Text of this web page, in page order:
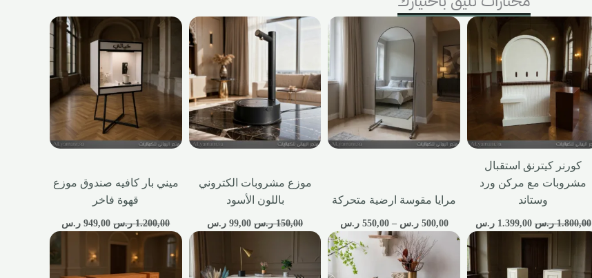
كورنر كيترنق استقبال
مشروبات مع مركن ورد
وستاند
1.800,00 ر.س 1.399,00 ر.س
مرايا مقوسة ارضية متحركة
500,00 ر.س –
550,00 ر.س
موزع مشروبات الكتروني
باللون الأسود
150,00 ر.س 99,00 ر.س
ميني بار كافيه صندوق موزع
قهوة فاخر
1.200,00 ر.س 949,00 ر.س